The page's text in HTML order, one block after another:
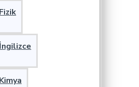
Fizik
İngilizce
Kimya